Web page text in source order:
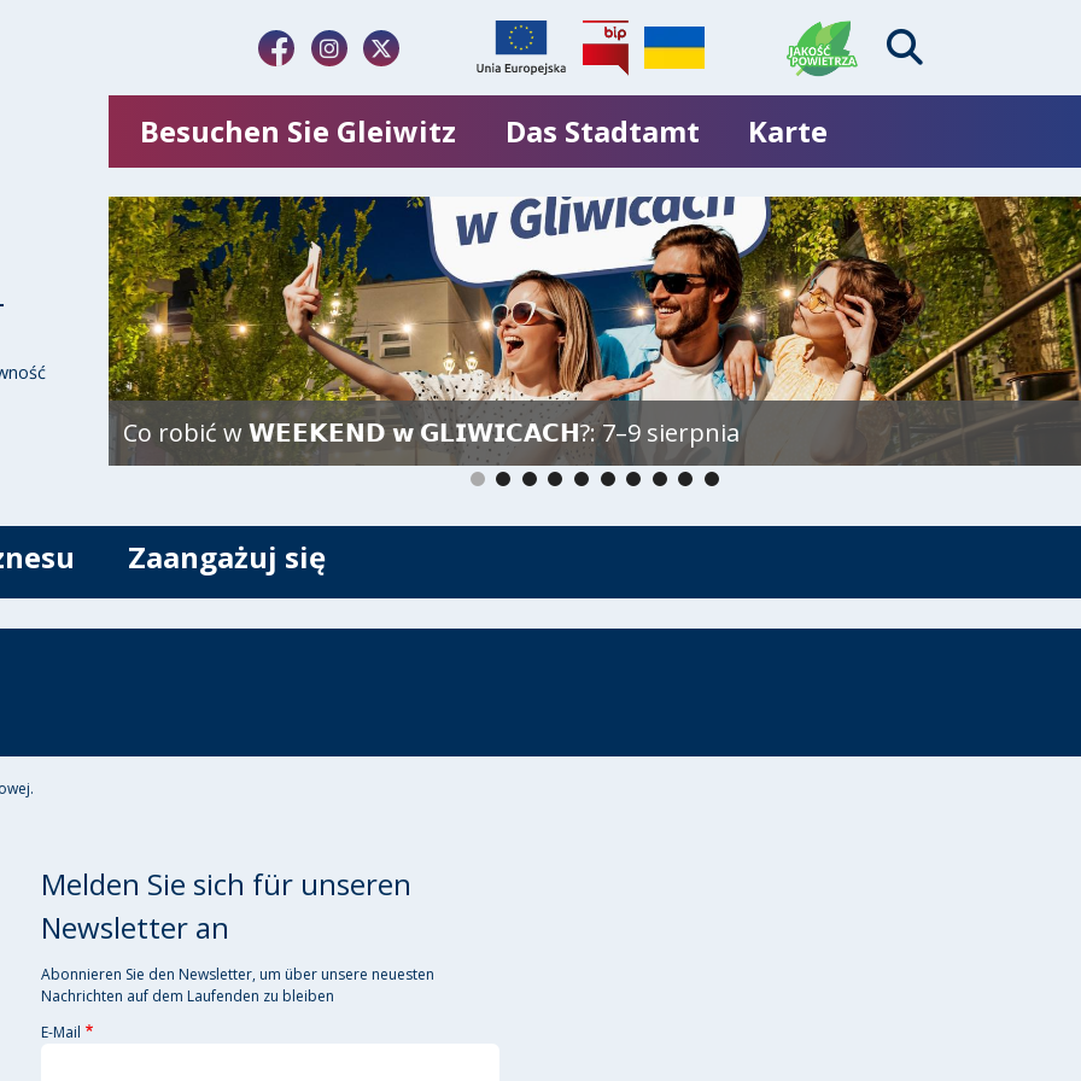
Besuchen Sie Gleiwitz Das Stadtamt Karte
Co robić w 𝗪𝗘𝗘𝗞𝗘𝗡𝗗 𝘄 𝗚𝗟𝗜𝗪𝗜𝗖𝗔𝗖𝗛?: 7–9 sierpnia
Zaangażuj się
Melden Sie sich für unseren
Newsletter an
Abonnieren Sie den Newsletter, um über unsere neuesten
Nachrichten auf dem Laufenden zu bleiben
E-Mail